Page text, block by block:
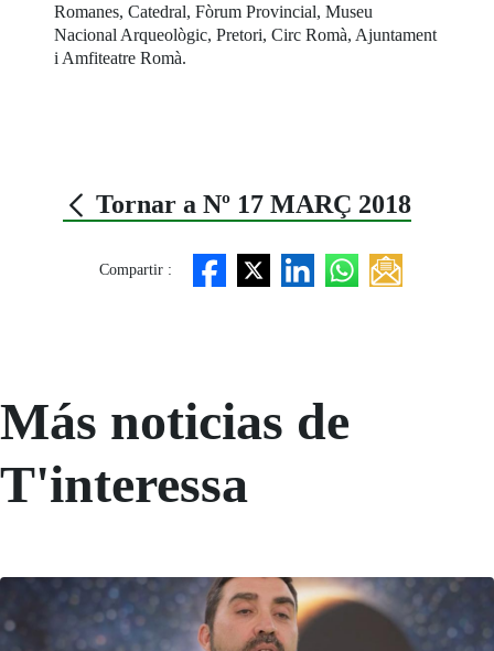
Romanes, Catedral, Fòrum Provincial, Museu
Nacional Arqueològic, Pretori, Circ Romà, Ajuntament
i Amfiteatre Romà.
Tornar a Nº 17 MARÇ 2018
Compartir :
Más noticias de
T'interessa